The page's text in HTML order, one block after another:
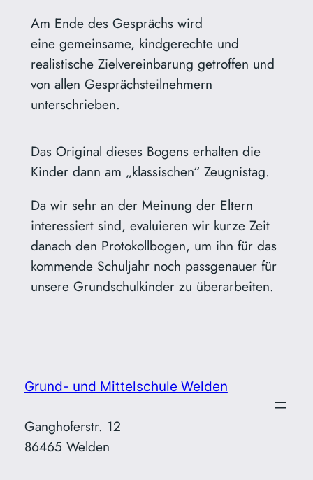
Am Ende des Gesprächs wird
eine gemeinsame, kindgerechte und
realistische Zielvereinbarung getroffen und
von allen Gesprächsteilnehmern
unterschrieben.
Das Original dieses Bogens erhalten die
Kinder dann am „klassischen“ Zeugnistag.
Da wir sehr an der Meinung der Eltern
interessiert sind, evaluieren wir kurze Zeit
danach den Protokollbogen, um ihn für das
kommende Schuljahr noch passgenauer für
unsere Grundschulkinder zu überarbeiten.
Grund- und Mittelschule Welden
Ganghoferstr. 12
86465 Welden